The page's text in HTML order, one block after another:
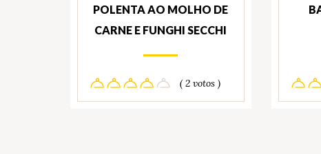
POLENTA AO MOLHO DE
CARNE E FUNGHI SECCHI
( 2 votos )